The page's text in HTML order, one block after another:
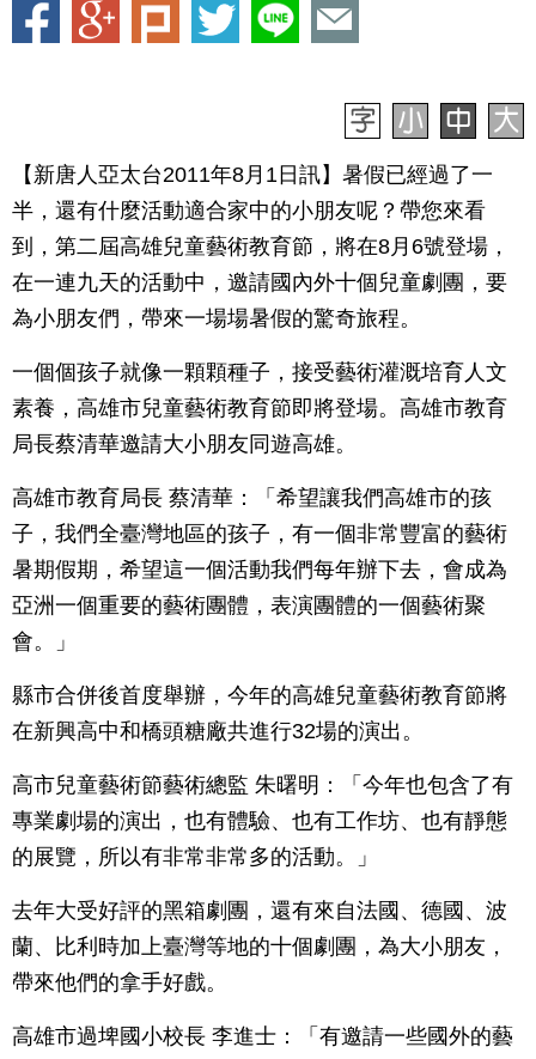
【新唐人亞太台2011年8月1日訊】暑假已經過了一
半，還有什麼活動適合家中的小朋友呢？帶您來看
到，第二屆高雄兒童藝術教育節，將在8月6號登場，
在一連九天的活動中，邀請國內外十個兒童劇團，要
為小朋友們，帶來一場場暑假的驚奇旅程。
一個個孩子就像一顆顆種子，接受藝術灌溉培育人文
素養，高雄市兒童藝術教育節即將登場。高雄市教育
局長蔡清華邀請大小朋友同遊高雄。
高雄市教育局長 蔡清華：「希望讓我們高雄市的孩
子，我們全臺灣地區的孩子，有一個非常豐富的藝術
暑期假期，希望這一個活動我們每年辦下去，會成為
亞洲一個重要的藝術團體，表演團體的一個藝術聚
會。」
縣市合併後首度舉辦，今年的高雄兒童藝術教育節將
在新興高中和橋頭糖廠共進行32場的演出。
高市兒童藝術節藝術總監 朱曙明：「今年也包含了有
專業劇場的演出，也有體驗、也有工作坊、也有靜態
的展覽，所以有非常非常多的活動。」
去年大受好評的黑箱劇團，還有來自法國、德國、波
蘭、比利時加上臺灣等地的十個劇團，為大小朋友，
帶來他們的拿手好戲。
高雄市過埤國小校長 李進士：「有邀請一些國外的藝